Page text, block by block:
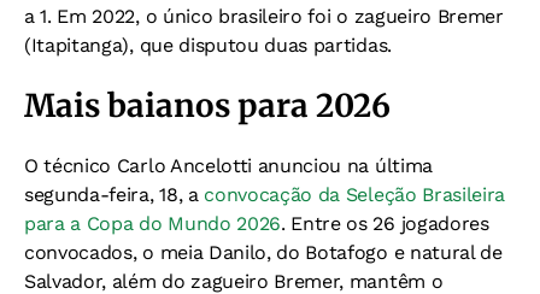
a 1. Em 2022, o único brasileiro foi o zagueiro Bremer
(Itapitanga), que disputou duas partidas.
Mais baianos para 2026
O técnico Carlo Ancelotti anunciou na última
segunda-feira, 18, a convocação da Seleção Brasileira
para a Copa do Mundo 2026. Entre os 26 jogadores
convocados, o meia Danilo, do Botafogo e natural de
Salvador, além do zagueiro Bremer, mantêm o